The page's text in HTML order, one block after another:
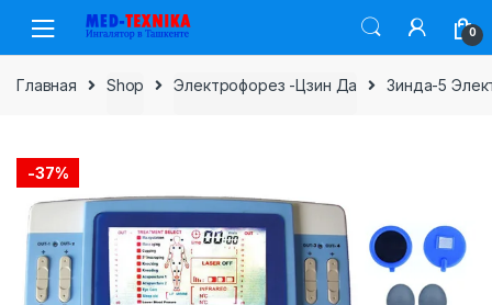
navigation
content
0
Главная Shop Электрофорез -Цзин Да Зинда-5
-37%